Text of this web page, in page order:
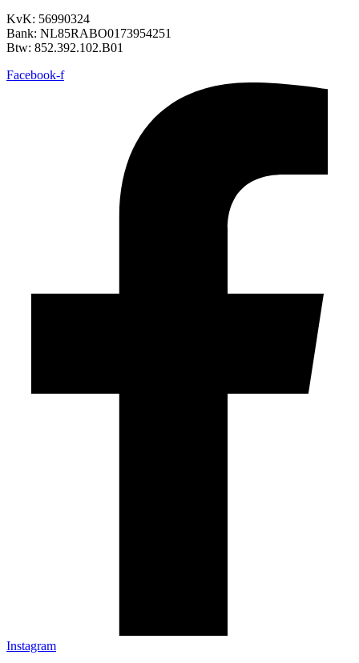
KvK: 56990324
Bank: NL85RABO0173954251
Btw: 852.392.102.B01
Facebook-f
Instagram